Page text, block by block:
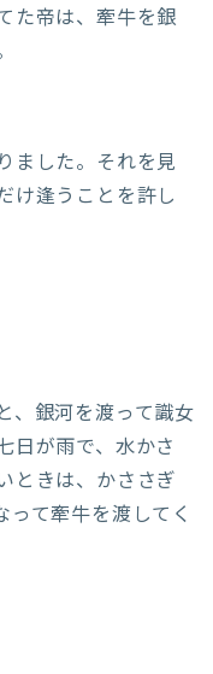
た帝は、牽牛を銀
ました。それを見
け逢うことを許し
、銀河を渡って識女
日が雨で、水かさ
ときは、かささぎ
て牽牛を渡してく